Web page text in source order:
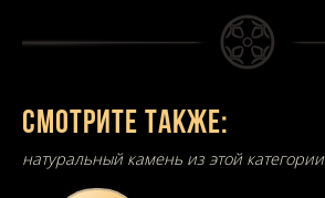
Смотрите также:
натуральный камень из этой категории